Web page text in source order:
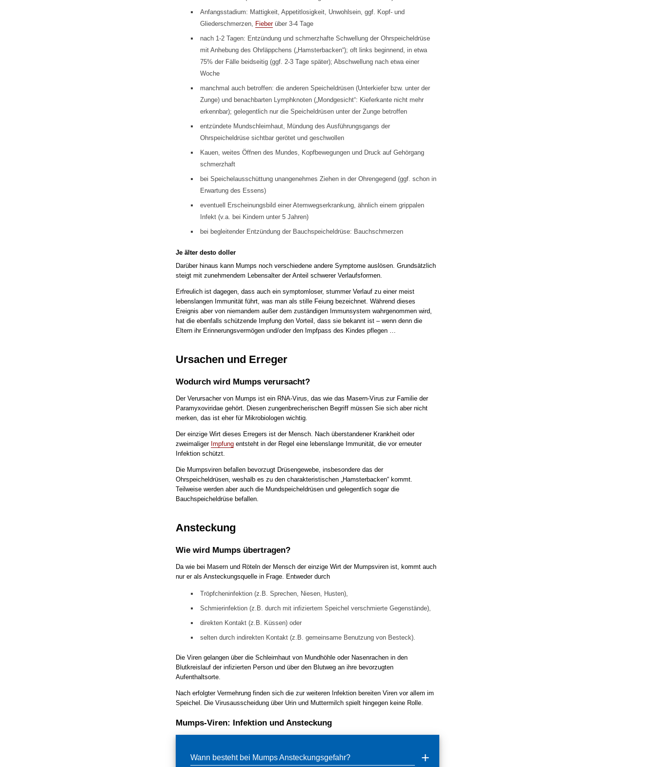
Anfangsstadium: Mattigkeit, Appetitlosigkeit, Unwohlsein, ggf. Kopf- und
Gliederschmerzen, Fieberüber 3-4 Tage
nach 1-2 Tagen: Entzündung und schmerzhafte Schwellung der Ohrspeicheldrüse
mit Anhebung des Ohrläppchens („Hamsterbacken“); oft links beginnend, in etwa
75% der Fälle beidseitig (ggf. 2-3 Tage später); Abschwellung nach etwa einer
Woche
manchmal auch betroffen: die anderen Speicheldrüsen (Unterkiefer bzw. unter der
Zunge) und benachbarten Lymphknoten („Mondgesicht“: Kieferkante nicht mehr
erkennbar); gelegentlich nur die Speicheldrüsen unter der Zunge betroffen
entzündete Mundschleimhaut, Mündung des Ausführungsgangs der
Ohrspeicheldrüse sichtbar gerötet und geschwollen
Kauen, weites Öffnen des Mundes, Kopfbewegungen und Druck auf Gehörgang
schmerzhaft
bei Speichelausschüttung unangenehmes Ziehen in der Ohrengegend (ggf. schon in
Erwartung des Essens)
eventuell Erscheinungsbild einer Atemwegserkrankung, ähnlich einem grippalen
Infekt (v.a. bei Kindern unter 5 Jahren)
bei begleitender Entzündung der Bauchspeicheldrüse: Bauchschmerzen
Je älter desto doller
Darüber hinaus kann Mumps noch verschiedene andere Symptome auslösen. Grundsätzlich
steigt mit zunehmendem Lebensalter der Anteil schwerer Verlaufsformen.
Erfreulich ist dagegen, dass auch ein symptomloser, stummer Verlauf zu einer meist
lebenslangen Immunität führt, was man als stille Feiung bezeichnet. Während dieses
Ereignis aber von niemandem außer dem zuständigen Immunsystem wahrgenommen wird,
hat die ebenfalls schützende Impfung den Vorteil, dass sie bekannt ist – wenn denn die
Eltern ihr Erinnerungsvermögen und/oder den Impfpass des Kindes pflegen …
Ursachen und Erreger
Wodurch wird Mumps verursacht?
Der Verursacher von Mumps ist ein RNA-Virus, das wie das Masern-Virus zur Familie der
Paramyxoviridae gehört. Diesen zungenbrecherischen Begriff müssen Sie sich aber nicht
merken, das ist eher für Mikrobiologen wichtig.
Der einzige Wirt dieses Erregers ist der Mensch. Nach überstandener Krankheit oder
zweimaliger Impfungentsteht in der Regel eine lebenslange Immunität, die vor erneuter
Infektion schützt.
Die Mumpsviren befallen bevorzugt Drüsengewebe, insbesondere das der
Ohrspeicheldrüsen, weshalb es zu den charakteristischen „Hamsterbacken“ kommt.
Teilweise werden aber auch die Mundspeicheldrüsen und gelegentlich sogar die
Bauchspeicheldrüse befallen.
Ansteckung
Wie wird Mumps übertragen?
Da wie bei Masern und Röteln der Mensch der einzige Wirt der Mumpsviren ist, kommt auch
nur er als Ansteckungsquelle in Frage. Entweder durch
Tröpfcheninfektion (z.B. Sprechen, Niesen, Husten),
Schmierinfektion (z.B. durch mit infiziertem Speichel verschmierte Gegenstände),
direkten Kontakt (z.B. Küssen) oder
selten durch indirekten Kontakt (z.B. gemeinsame Benutzung von Besteck).
Die Viren gelangen über die Schleimhaut von Mundhöhle oder Nasenrachen in den
Blutkreislauf der infizierten Person und über den Blutweg an ihre bevorzugten
Aufenthaltsorte.
Nach erfolgter Vermehrung finden sich die zur weiteren Infektion bereiten Viren vor allem im
Speichel. Die Virusausscheidung über Urin und Muttermilch spielt hingegen keine Rolle.
Mumps-Viren: Infektion und Ansteckung
Wann besteht bei Mumps Ansteckungsgefahr?